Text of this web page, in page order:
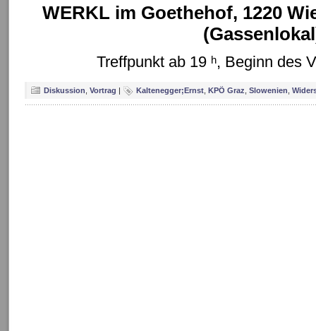
WERKL im Goethehof, 1220
Treffpunkt ab 19 ʰ, Beginn des
Diskussion Vortrag | Kaltenegger;Ernst KPÖ Graz Slowenien